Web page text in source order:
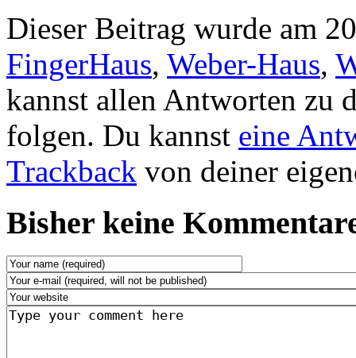
Dieser Beitrag wurde am
FingerHaus, Weber-Haus,
kannst allen Antworten zu
folgen. Du kannst eine
Trackback von deiner
Bisher keine